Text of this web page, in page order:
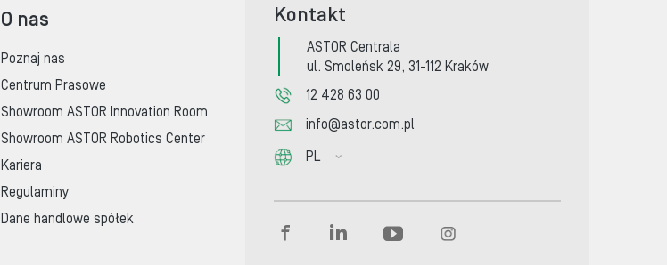
O nas
Poznaj nas
Centrum Prasowe
Showroom ASTOR Innovation Room
Showroom ASTOR Robotics Center
Kariera
Regulaminy
Dane handlowe spółek
Kontakt
ASTOR Centrala
ul. Smoleńsk 29, 31-112 Kraków
12 428 63 00
info@astor.com.pl
PL